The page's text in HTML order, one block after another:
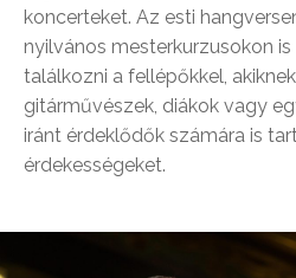
koncerteket. Az esti
nyilvános mesterkurzusokon
találkozni a fellépőkkel,
gitárművészek, diákok vagy
iránt érdeklődők számára is
érdekességeket.